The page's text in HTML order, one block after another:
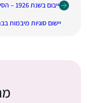
ייבום בשנת 1926 – הסיפור התורשתי של שרה וינברגר, לומדת דף יומי
יישום סוגיות מיבמות